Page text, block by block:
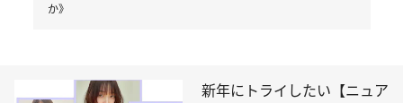
か》
新年にトライしたい【ニュア